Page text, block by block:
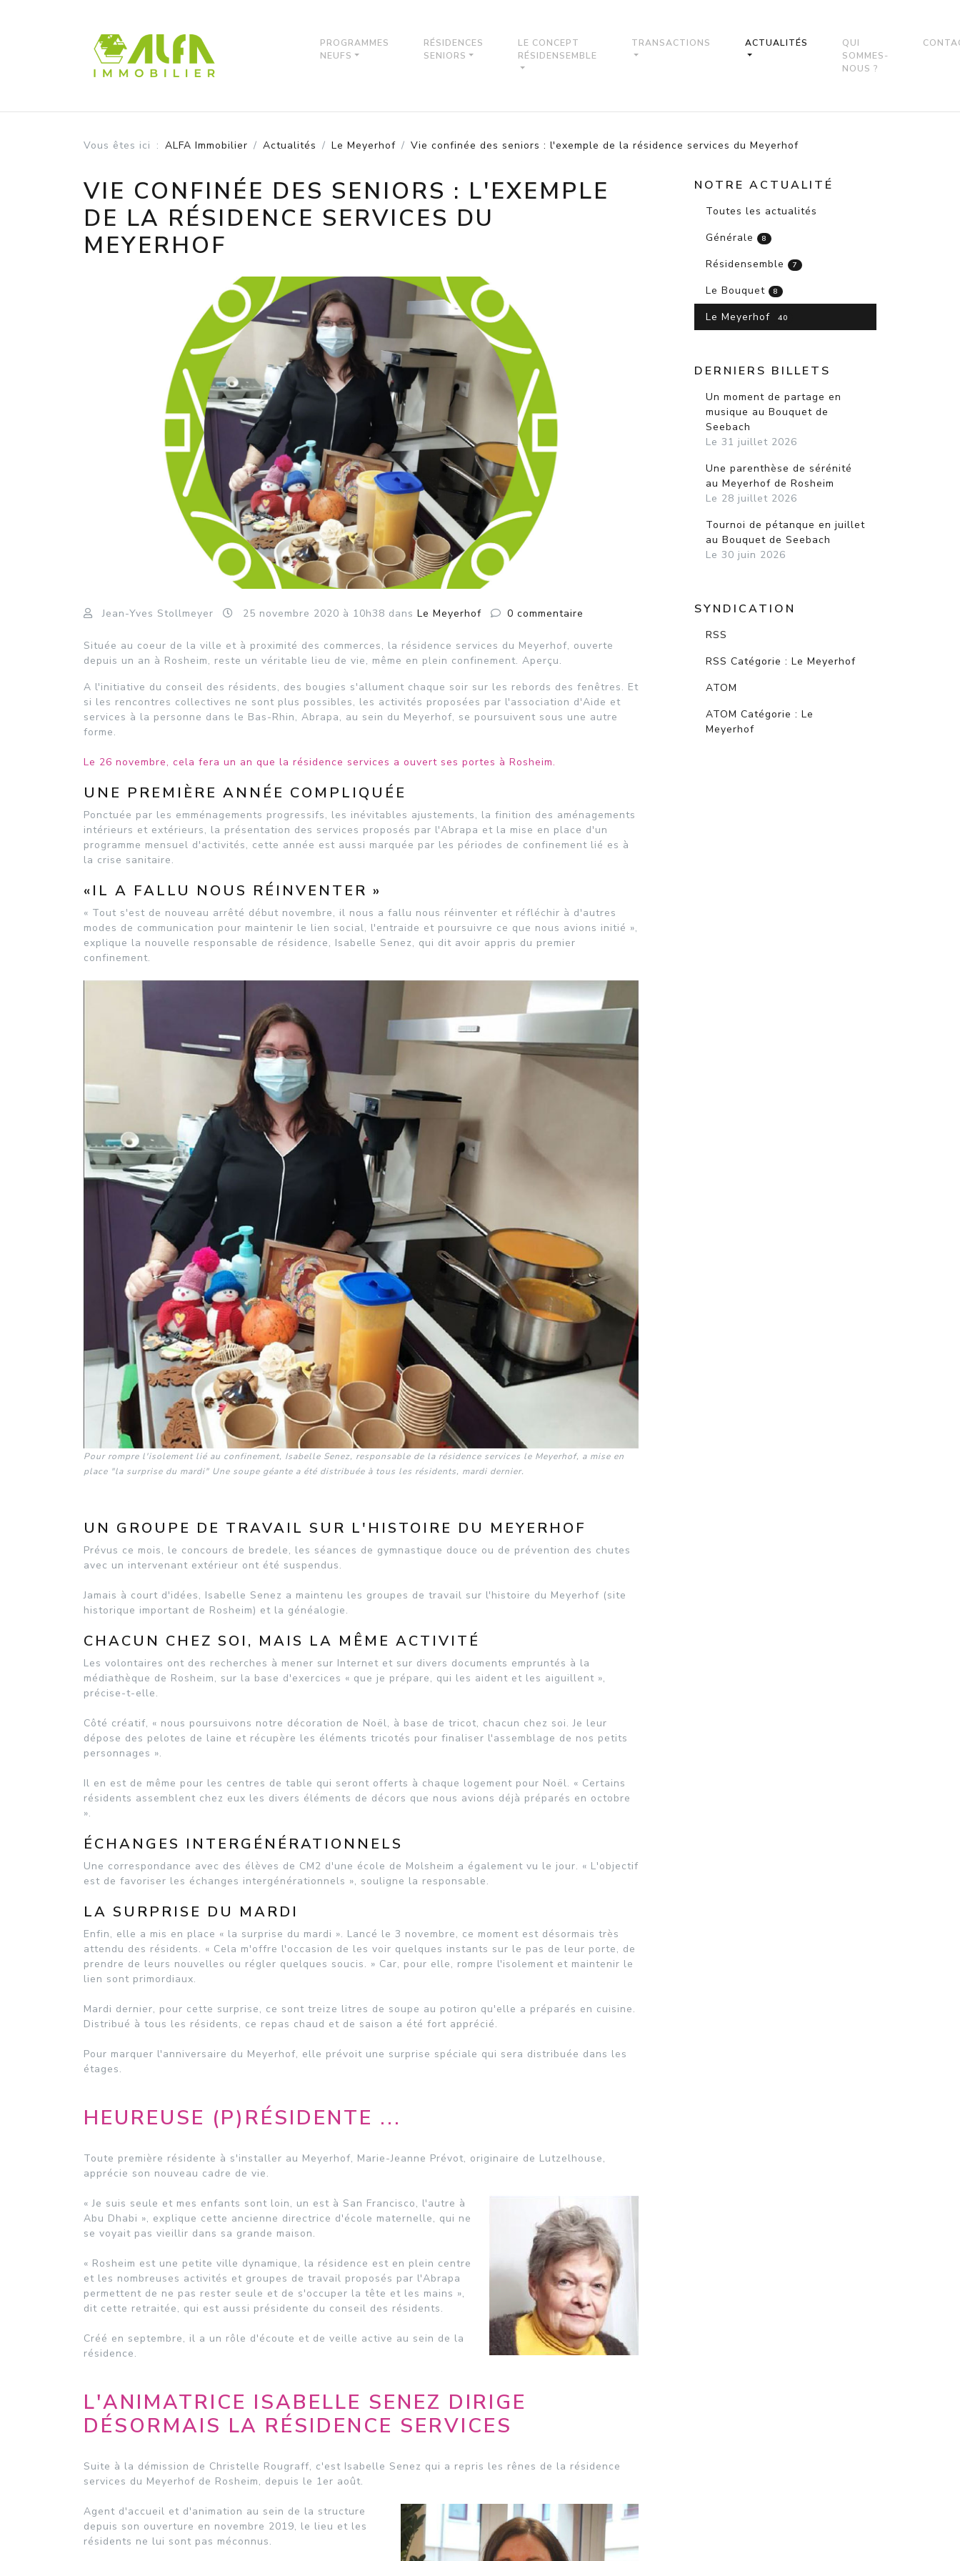
PROGRAMMES
NEUFS
RÉSIDENCES
SENIORS
LE CONCEPT
RÉSIDENSEMBLE
TRANSACTIONS ACTUALITÉS
QUI
SOMMES-
NOUS ?
Vous êtes ici ALFA Immobilier Actualités Le Meyerhof Vie confinée des seniors : l'exemple de la résidence services du Meyerhof
VIE CONFINÉE DES SENIORS : L'EXEMPLE
DE LA RÉSIDENCE SERVICES DU
MEYERHOF
Jean-Yves Stollmeyer 25 novembre 2020 à 10h38 dans Le Meyerhof 0 commentaire
Située au coeur de la ville et à proximité des commerces, la résidence services du Meyerhof, ouverte
depuis un an à Rosheim, reste un véritable lieu de vie, même en plein confinement. Aperçu.
A l'initiative du conseil des résidents, des bougies s'allument chaque soir sur les rebords des fenêtres. Et
si les rencontres collectives ne sont plus possibles, les activités proposées par l'association d'Aide et
services à la personne dans le Bas-Rhin, Abrapa, au sein du Meyerhof, se poursuivent sous une autre
forme.
Le 26 novembre, cela fera un an que la résidence services a ouvert ses portes à Rosheim.
UNE PREMIÈRE ANNÉE COMPLIQUÉE
Ponctuée par les emménagements progressifs, les inévitables ajustements, la finition des aménagements
intérieurs et extérieurs, la présentation des services proposés par l'Abrapa et la mise en place d'un
programme mensuel d'activités, cette année est aussi marquée par les périodes de confinement lié es à
la crise sanitaire.
«IL A FALLU NOUS RÉINVENTER »
« Tout s'est de nouveau arrêté début novembre, il nous a fallu nous réinventer et réfléchir à d'autres
modes de communication pour maintenir le lien social, l'entraide et poursuivre ce que nous avions initié »,
explique la nouvelle responsable de résidence, Isabelle Senez, qui dit avoir appris du premier
confinement.
Pour rompre l'isolement lié au confinement, Isabelle Senez, responsable de la résidence services le Meyerhof, a mise en
place "la surprise du mardi" Une soupe géante a été distribuée à tous les résidents, mardi dernier.
UN GROUPE DE TRAVAIL SUR L'HISTOIRE DU MEYERHOF
Prévus ce mois, le concours de bredele, les séances de gymnastique douce ou de prévention des chutes
avec un intervenant extérieur ont été suspendus.
Jamais à court d'idées, Isabelle Senez a maintenu les groupes de travail sur l'histoire du Meyerhof (site
historique important de Rosheim) et la généalogie.
CHACUN CHEZ SOI, MAIS LA MÊME ACTIVITÉ
Les volontaires ont des recherches à mener sur Internet et sur divers documents empruntés à la
médiathèque de Rosheim, sur la base d'exercices « que je prépare, qui les aident et les aiguillent »,
précise-t-elle.
Côté créatif, « nous poursuivons notre décoration de Noël, à base de tricot, chacun chez soi. Je leur
dépose des pelotes de laine et récupère les éléments tricotés pour finaliser l'assemblage de nos petits
personnages ».
Il en est de même pour les centres de table qui seront offerts à chaque logement pour Noël. « Certains
résidents assemblent chez eux les divers éléments de décors que nous avions déjà préparés en octobre
».
ÉCHANGES INTERGÉNÉRATIONNELS
Une correspondance avec des élèves de CM2 d'une école de Molsheim a également vu le jour. « L'objectif
est de favoriser les échanges intergénérationnels », souligne la responsable.
LA SURPRISE DU MARDI
Enfin, elle a mis en place « la surprise du mardi ». Lancé le 3 novembre, ce moment est désormais très
attendu des résidents. « Cela m'offre l'occasion de les voir quelques instants sur le pas de leur porte, de
prendre de leurs nouvelles ou régler quelques soucis. » Car, pour elle, rompre l'isolement et maintenir le
lien sont primordiaux.
Mardi dernier, pour cette surprise, ce sont treize litres de soupe au potiron qu'elle a préparés en cuisine.
Distribué à tous les résidents, ce repas chaud et de saison a été fort apprécié.
Pour marquer l'anniversaire du Meyerhof, elle prévoit une surprise spéciale qui sera distribuée dans les
étages.
HEUREUSE (P)RÉSIDENTE ...
Toute première résidente à s'installer au Meyerhof, Marie-Jeanne Prévot, originaire de Lutzelhouse,
apprécie son nouveau cadre de vie.
« Je suis seule et mes enfants sont loin, un est à San Francisco, l'autre à
Abu Dhabi », explique cette ancienne directrice d'école maternelle, qui ne
se voyait pas vieillir dans sa grande maison.
« Rosheim est une petite ville dynamique, la résidence est en plein centre
et les nombreuses activités et groupes de travail proposés par l'Abrapa
permettent de ne pas rester seule et de s'occuper la tête et les mains »,
dit cette retraitée, qui est aussi présidente du conseil des résidents.
Créé en septembre, il a un rôle d'écoute et de veille active au sein de la
résidence.
L'ANIMATRICE ISABELLE SENEZ DIRIGE
DÉSORMAIS LA RÉSIDENCE SERVICES
Suite à la démission de Christelle Rougraff, c'est Isabelle Senez qui a repris les rênes de la résidence
services du Meyerhof de Rosheim, depuis le 1er août.
Agent d'accueil et d'animation au sein de la structure
depuis son ouverture en novembre 2019, le lieu et les
résidents ne lui sont pas méconnus.
NOTRE ACTUALITÉ
Toutes les actualités
Générale
8
Résidensemble 7
Le Bouquet 8
Le Meyerhof 40
DERNIERS BILLETS
Un moment de partage en
musique au Bouquet de
Seebach
Le 31 juillet 2026
Une parenthèse de sérénité
au Meyerhof de Rosheim
Le 28 juillet 2026
Tournoi de pétanque en juillet
au Bouquet de Seebach
Le 30 juin 2026
SYNDICATION
RSS
RSS Catégorie : Le Meyerhof
ATOM
ATOM Catégorie : Le
Meyerhof